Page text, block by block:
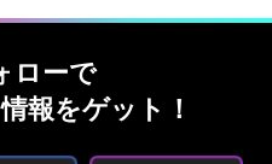
ローで
報をゲット！